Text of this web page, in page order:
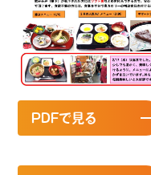
PDFで見る